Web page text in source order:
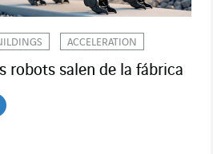
ACCELERATION
robots salen de la fábrica